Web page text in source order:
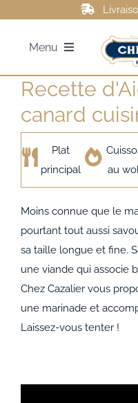
contenuMenu
FOIE GRAS
ROTI DE CANARD
MAGRETS DE CANARD
AUTRES
ACCOMPAGNEMENTS
Recette
canard
Plat
principal
au
Moins connue que le
pourtant tout aussi
sa taille longue et fine.
une viande qui associe
Chez Cazalier vous
une marinade et
Laissez-vous tenter !